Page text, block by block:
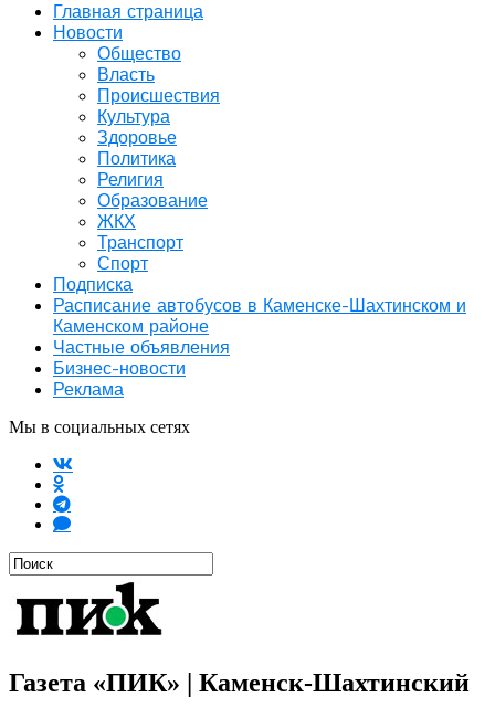
Главная страница
Новости
Общество
Власть
Происшествия
Культура
Здоровье
Политика
Религия
Образование
ЖКХ
Транспорт
Спорт
Подписка
Расписание автобусов в Каменске-Шахтинском и
Каменском районе
Частные объявления
Бизнес-новости
Реклама
Мы в социальных сетях
Газета «ПИК» | Каменск-Шахтинский